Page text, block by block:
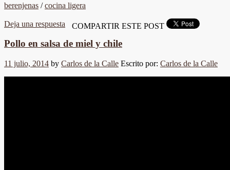
berenjenas /cocina ligera
Deja una respuesta COMPARTIR ESTE POST
Pollo en salsa de miel y chile
11 julio, 2014 by Carlos de la Calle Escrito por: Carlos de la Calle